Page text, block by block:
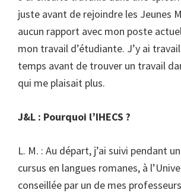
juste avant de rejoindre les Jeunes
aucun rapport avec mon poste
mon travail d’étudiante. J’y ai
temps avant de trouver un travail
qui me plaisait plus.
J&L : Pourquoi l’IHECS ?
L. M. : Au départ, j’ai suivi pendant
cursus en langues romanes, à
conseillée par un de mes